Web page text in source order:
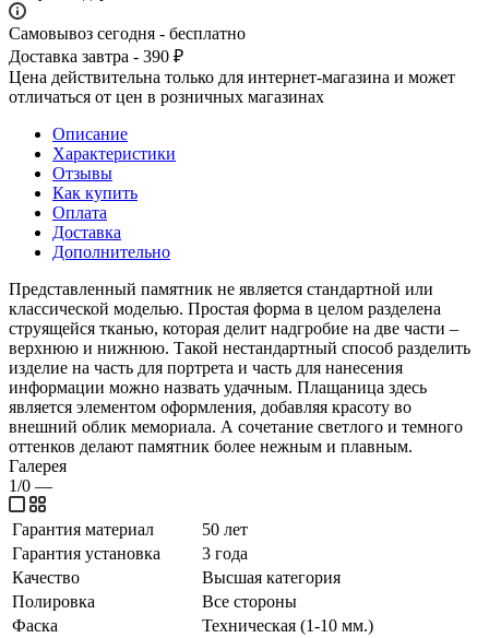
Самовывоз сегодня - бесплатно
Доставка завтра - 390 ₽
Цена действительна только для интернет-магазина и может
отличаться от цен в розничных магазинах
Описание
Характеристики
Отзывы
Как купить
Оплата
Доставка
Дополнительно
Представленный памятник не является стандартной или
классической моделью. Простая форма в целом разделена
струящейся тканью, которая делит надгробие на две части –
верхнюю и нижнюю. Такой нестандартный способ разделить
изделие на часть для портрета и часть для нанесения
информации можно назвать удачным. Плащаница здесь
является элементом оформления, добавляя красоту во
внешний облик мемориала. А сочетание светлого и темного
оттенков делают памятник более нежным и плавным.
Галерея
1/0 —
Гарантия материал
50 лет
Гарантия установка
3 года
Качество
Высшая категория
Полировка
Все стороны
Фаска
Техническая (1-10 мм.)